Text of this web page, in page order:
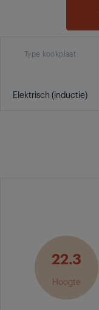
Type kookplaat
Elektrisch (inductie)
22.3
Hoogte